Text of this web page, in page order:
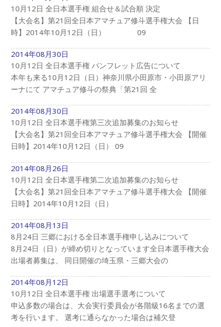
10月12日 全日本選手権 組合せ＆試合順 決定
【大会名】第21回全日本アマチュア修斗選手権大会 【日
時】2014年10月12日（日） 09
2014年08月30日
10月12日 全日本選手権 パンフレット広告について
本年も来る10月12日（日）神奈川県小田原市・小田原アリ
ーナにて アマチュア修斗の祭典「第21回 全
2014年08月30日
10月12日 全日本選手権第三次追加募集のお知らせ
【大会名】第21回全日本アマチュア修斗選手権大会 【開催
日時】2014年10月12日（日） 09
2014年08月26日
10月12日 全日本選手権第二次追加募集のお知らせ
【大会名】第21回全日本アマチュア修斗選手権大会 【開催
日時】2014年10月12日（日）
2014年08月13日
8月24日 三郷における全日本選手権申し込みについて
8月24日（日）が締め切りとなっています全日本選手権大会
出場者募集は、 同日開催の埼玉県・三郷大会の
2014年08月12日
10月12日 全日本選手権 出場選手選考について
申込多数の場合は、大会実行委員会が各階級16名までの選
考を行います。 選考に通らなかった場合は補欠登